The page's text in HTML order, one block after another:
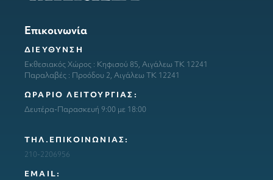
Επικοινωνία
ΔΙΕΥΘΥΝΣΗ
Εκθεσιακός Χώρος : Κηφισού 85, Αιγάλεω ΤΚ 12241
Παραλαβές : Προόδου 2, Αιγάλεω ΤΚ 12241
ΩΡΑΡΙΟ ΛΕΙΤΟΥΡΓΙΑΣ:
Δευτέρα-Παρασκευή 9:00 με 18:00
ΤΗΛ.ΕΠΙΚΟΙΝΩΝΙΑΣ:
210-2206956
ΕΜΑΙL: